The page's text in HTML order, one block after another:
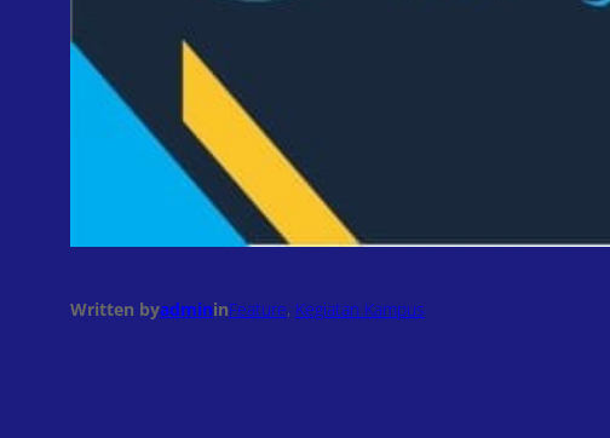
Written byadmininFeature, Kegiatan Kampus